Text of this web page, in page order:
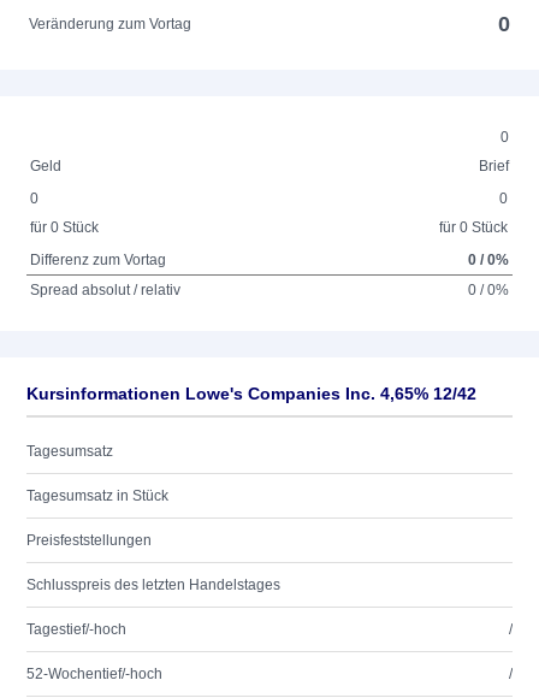
Veränderung zum Vortag 0
0
Geld
Brief
0
für 0 Stück
0
für 0 Stück
Differenz zum Vortag
0 / 0%
Spread absolut / relativ
0 / 0%
Kursinformationen Lowe's Companies Inc. 4,65% 12/42
Tagesumsatz
Tagesumsatz in Stück
Preisfeststellungen
Schlusspreis des letzten Handelstages
Tagestief/-hoch /
52-Wochentief/-hoch /